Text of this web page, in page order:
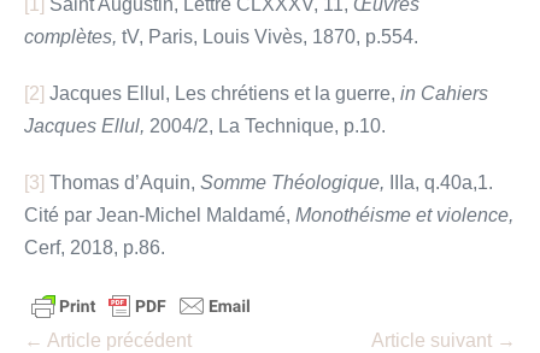
complètes, tV, Paris, Louis Vivès, 1870, p.554.
[2] Jacques Ellul, Les chrétiens et la guerre, in Cahiers
Jacques Ellul, 2004/2, La Technique, p.10.
[3] Thomas d’Aquin, Somme Théologique,
IIIa, q.40a,1.
Cité par Jean-Michel Maldamé, Monothéisme et violence,
Cerf, 2018, p.86.
Navigation
← Article précédent Article suivant →